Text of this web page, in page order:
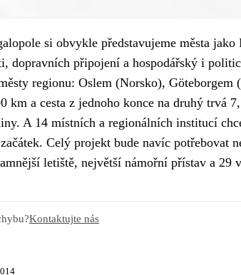
si obvykle představujeme města
dopravních připojení a hospodářský i
regionu: Oslem (Norsko),
km a cesta z jednoho konce na druhý trvá
A 14 místních a regionálních institucí
Celý projekt bude navíc potřebovat
letiště, největší námořní přístav a 29
Kontaktujte nás